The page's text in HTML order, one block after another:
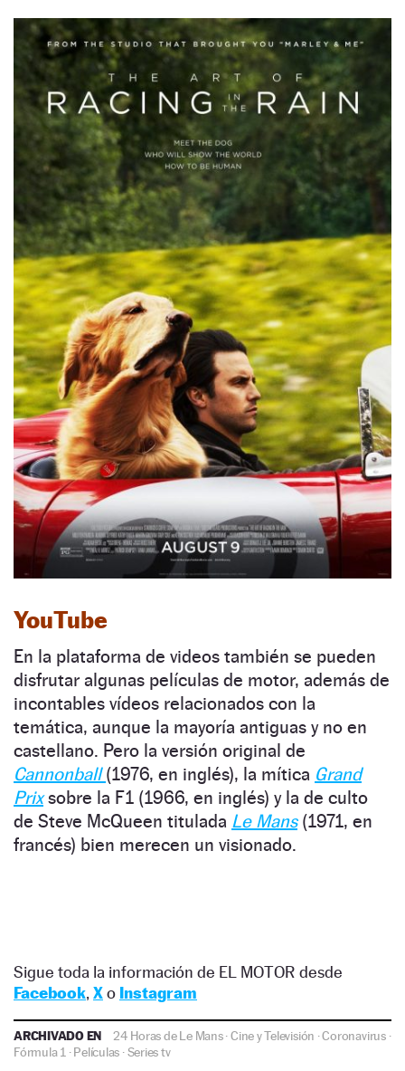
YouTube
En la plataforma de videos también se pueden
disfrutar algunas películas de motor, además de
incontables vídeos relacionados con la
temática, aunque la mayoría antiguas y no en
castellano. Pero la versión original de
Cannonball (1976, en inglés), la mítica Grand
Prixsobre la F1 (1966, en inglés) y la de culto
de Steve McQueen titulada Le Mans(1971, en
francés) bien merecen un visionado.
Sigue toda la información de EL MOTOR desde
Facebook, Xo Instagram
ARCHIVADO EN 24 Horas de Le Mans·Cine y Televisión ·Coronavirus·
Fórmula 1·Películas ·Series tv